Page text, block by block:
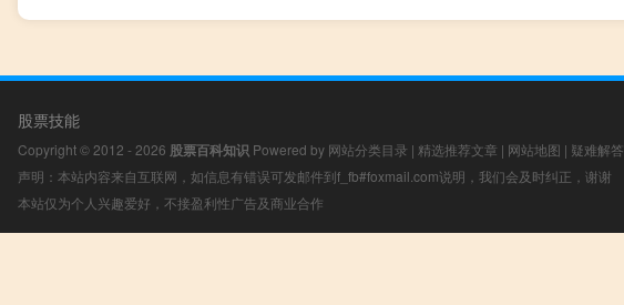
股票技能
Copyright © 2012 - 2026 股票百科知识 Powered by 网站分类目录 | 精选推荐文章 | 网站地图 | 疑难解答
声明：本站内容来自互联网，如信息有错误可发邮件到f_fb#foxmail.com说明，我们会及时纠正，谢谢
本站仅为个人兴趣爱好，不接盈利性广告及商业合作